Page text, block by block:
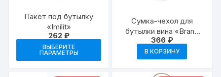
Пакет под бутылку
«Imilit»
262 ₽
ВЫБЕРИТЕ
ПАРАМЕТРЫ
Сумка-чехол для
бутылки вина «Brand
Chef»
366₽
В КОРЗИНУ